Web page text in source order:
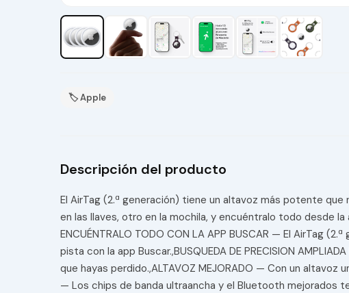
🏷 Apple
Descripción del producto
El AirTag (2.ª generación) tiene un altavoz más potente
en las llaves, otro en la mochila, y encuéntralo todo desde la
ENCUÉNTRALO TODO CON LA APP BUSCAR — El AirTag
pista con la app Buscar.,BUSQUEDA DE PRECISION
que hayas perdido.,ALTAVOZ MEJORADO — Con un
— Los chips de banda ultraancha y el Bluetooth mejorados